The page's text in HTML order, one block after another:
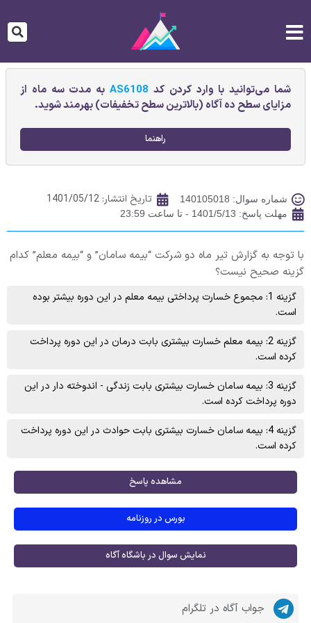
شما می‌توانید با وارد کردن کد AS6108به مدت سه ماه از
مزایای سطح ده آگاه (بالاترین سطح تخفیفات) بهرمند شوید.
راهنما
شماره سوال: 140105018 تاریخ انتشار: 1401/05/12
مهلت پاسخ: 1401/5/13 - تا ساعت 23:59
با توجه به گزارش تیر ماه دو شرکت “بیمه سامان” و “بیمه معلم” کدام
گزینه صحیح نیست؟
گزینه 1: مجموع خسارت پرداختی بیمه معلم در این دوره بیشتر بوده
است.
گزینه 2: بیمه معلم خسارت بیشتری بابت درمان در این دوره پرداخت
کرده است.
گزینه 3: بیمه سامان خسارت بیشتری بابت زندگی - اندوخته دار در این
دوره پرداخت کرده است.
گزینه 4: بیمه سامان خسارت بیشتری بابت حوادث در این دوره پرداخت
کرده است.
مشاهده پاسخ
بورس در روزنامه
نمایش سوال در باشگاه آگاه
جواب آگاه در تلگرام